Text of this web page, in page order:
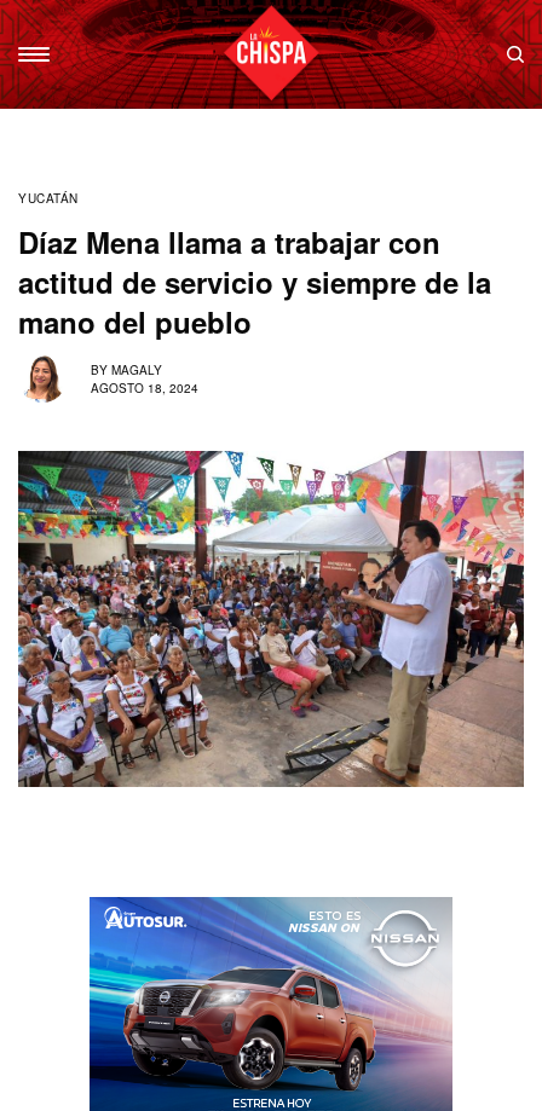
YUCATÁN
Díaz Mena llama a trabajar con
actitud de servicio y siempre de la
mano del pueblo
BY MAGALY
AGOSTO 18, 2024